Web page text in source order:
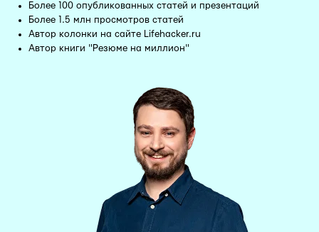
Более 100 опубликованных статей и презентаций
Более 1.5 млн просмотров статей
Автор колонки на сайте Lifehacker.ru
Автор книги "Резюме на миллион"